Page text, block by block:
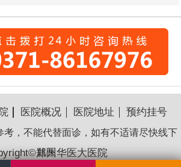
生
医院概况 医院地址 预约挂号
考，不能代替面诊，如有不适请尽快线下
就医
郑州华医大医院